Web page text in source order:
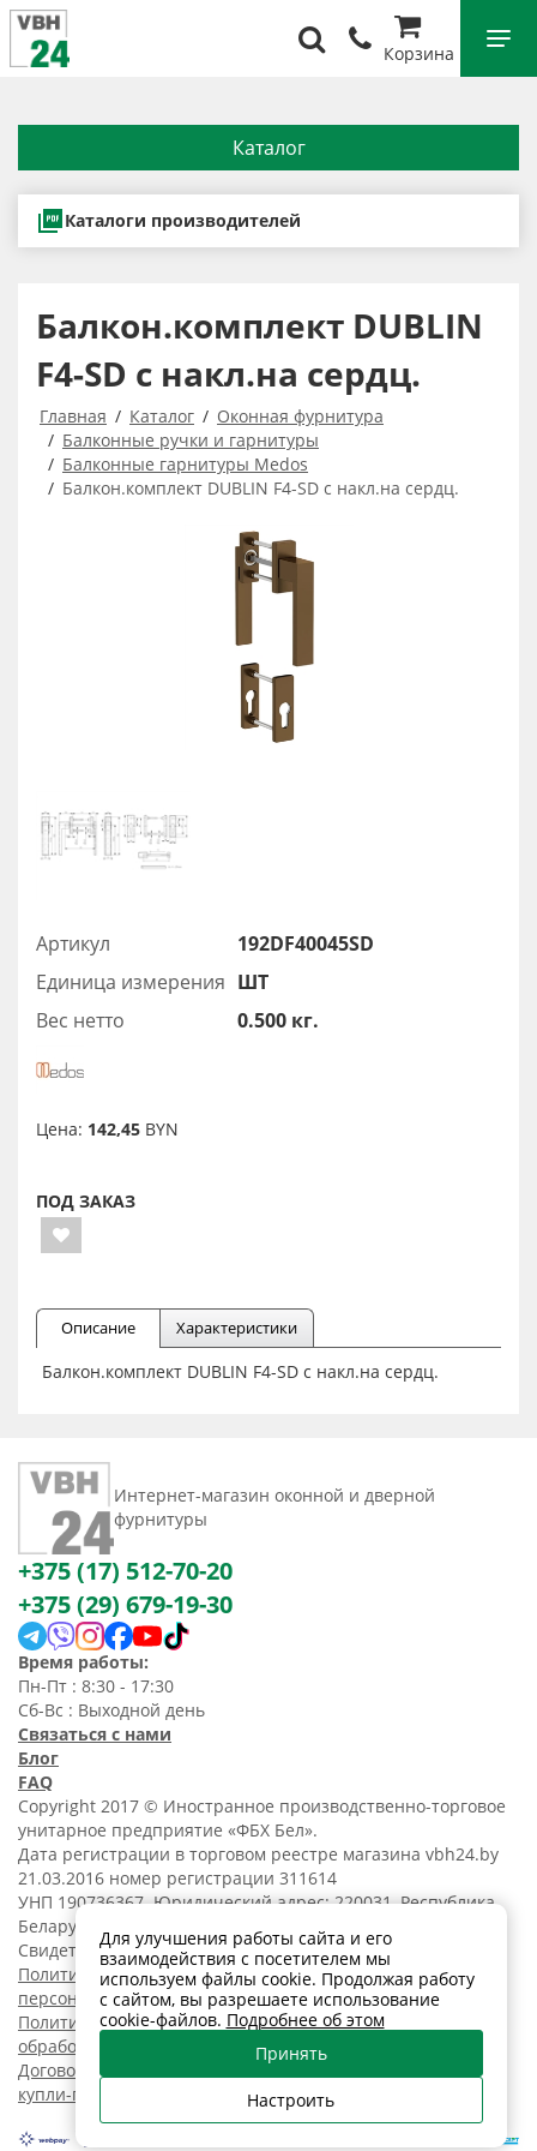
Корзина
Каталог
Каталоги производителей
Балкон.комплект DUBLIN
F4-SD с накл.на сердц.
Главная Каталог
Оконная фурнитура
Балконные ручки и гарнитуры
Балконные гарнитуры Medos
Балкон.комплект DUBLIN F4-SD с накл.на сердц.
Артикул
192DF40045SD
Единица измерения ШТ
Вес нетто
0.500 кг.
Цена: 142,45 BYN
ПОД ЗАКАЗ
Описание Характеристики
Балкон.комплект DUBLIN F4-SD с накл.на сердц.
Интернет-магазин оконной и дверной
фурнитуры
+375 (17) 512-70-20
+375 (29) 679-19-30
Время работы:
Пн-Пт : 8:30 - 17:30
Сб-Вс : Выходной день
Связаться с нами
Блог
FAQ
Copyright 2017 © Иностранное производственно-торговое
унитарное предприятие «ФБХ Бел».
Дата регистрации в торговом реестре магазина vbh24.by
21.03.2016 номер регистрации 311614
УНП 190736367. Юридический адрес: 220031, Республика
Беларусь, г. Минск, ул. Танковая, 15-1, 5 этаж;
Свидетельство о регистрации N190736367 от 11.02.2014.
Политика обработки
персональных данных
Политика в отношении
обработки cookies
Договор розничной
купли-продажи
Для улучшения работы сайта и его
взаимодействия с посетителем мы
используем файлы cookie. Продолжая работу
с сайтом, вы разрешаете использование
cookie-файлов. Подробнее об этом
Принять
Настроить